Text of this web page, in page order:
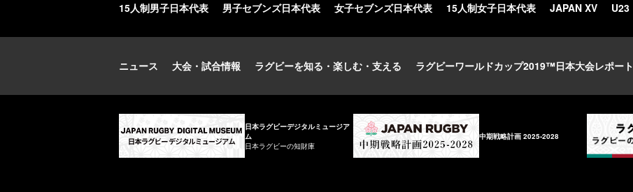
15人制男子日本代表 男子セブンズ日本代表 女子セブンズ日本代表 15人制女子日本代表 JAPAN XV U23
ニュース 大会・試合情報 ラグビーを知る・楽しむ・支える ラグビーワールドカップ2019™日本大会レポート
日本ラグビーデジタルミュージア
ム
日本ラグビーの知財庫
中期戦略計画 2025-2028